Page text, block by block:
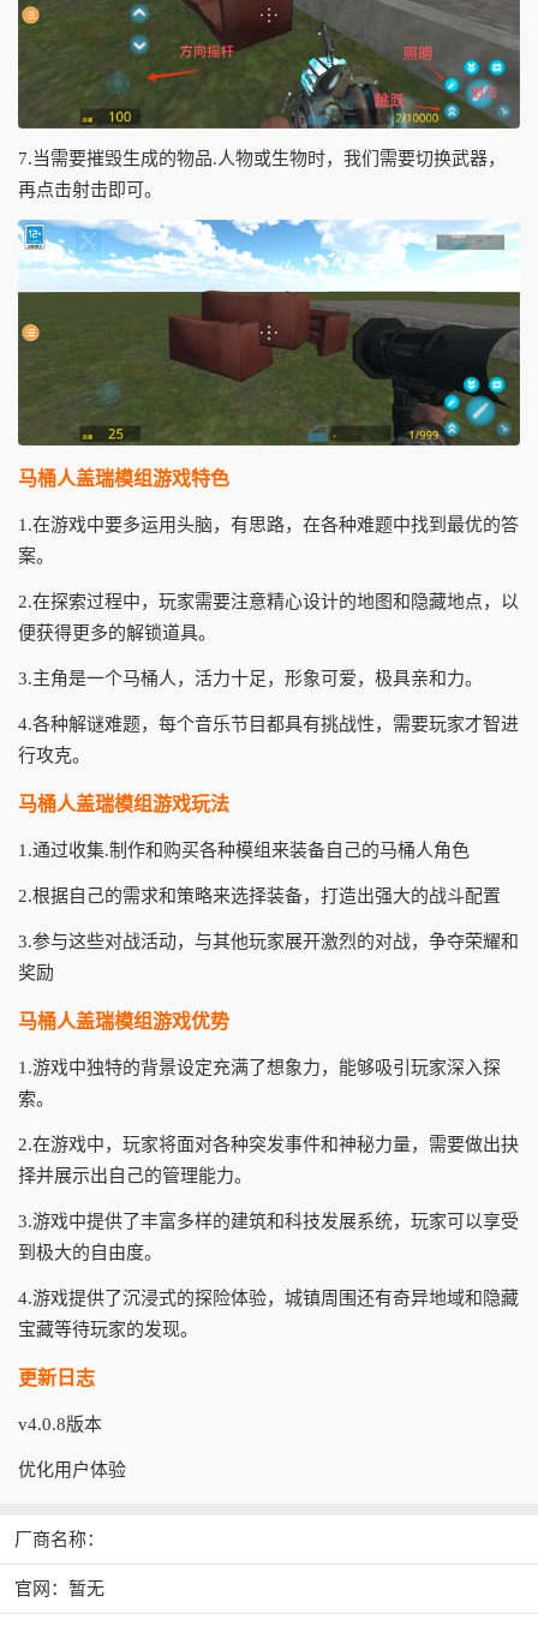
7.当需要摧毁生成的物品.人物或生物时，我们需要切换武器，
再点击射击即可。
马桶人盖瑞模组游戏特色
1.在游戏中要多运用头脑，有思路，在各种难题中找到最优的答
案。
2.在探索过程中，玩家需要注意精心设计的地图和隐藏地点，以
便获得更多的解锁道具。
3.主角是一个马桶人，活力十足，形象可爱，极具亲和力。
4.各种解谜难题，每个音乐节目都具有挑战性，需要玩家才智进
行攻克。
马桶人盖瑞模组游戏玩法
1.通过收集.制作和购买各种模组来装备自己的马桶人角色
2.根据自己的需求和策略来选择装备，打造出强大的战斗配置
3.参与这些对战活动，与其他玩家展开激烈的对战，争夺荣耀和
奖励
马桶人盖瑞模组游戏优势
1.游戏中独特的背景设定充满了想象力，能够吸引玩家深入探
索。
2.在游戏中，玩家将面对各种突发事件和神秘力量，需要做出抉
择并展示出自己的管理能力。
3.游戏中提供了丰富多样的建筑和科技发展系统，玩家可以享受
到极大的自由度。
4.游戏提供了沉浸式的探险体验，城镇周围还有奇异地域和隐藏
宝藏等待玩家的发现。
更新日志
v4.0.8版本
优化用户体验
厂商名称：
官网：暂无